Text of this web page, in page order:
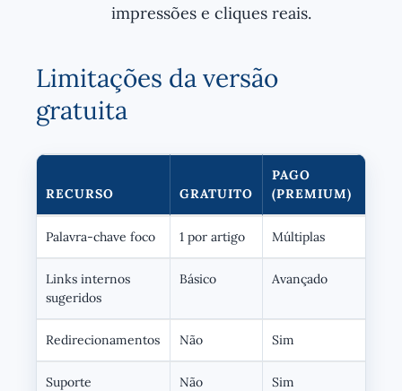
impressões e cliques reais.
Limitações da versão
gratuita
RECURSO GRATUITO
PAGO
(PREMIUM)
Palavra-chave foco 1 por artigo Múltiplas
Links internos
sugeridos
Básico Avançado
Redirecionamentos Não Sim
Suporte Não Sim